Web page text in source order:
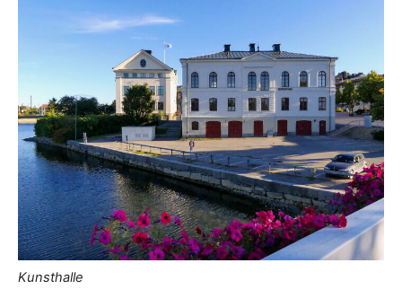
Kunsthalle